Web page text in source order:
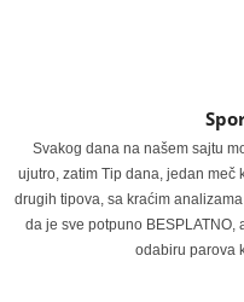
Svakog dana na našem sajtu
ujutro, zatim Tip dana, jedan
drugih tipova, sa kraćim
da je sve potpuno
odabiru parova